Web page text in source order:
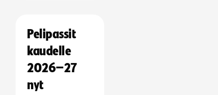
Pelipassit
kaudelle
2026–27
nyt